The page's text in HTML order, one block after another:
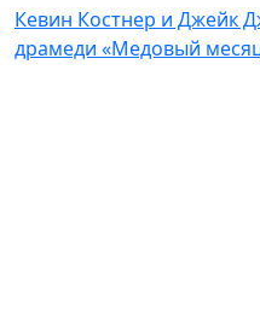
Кевин Костнер и Джейк
драмеди «Медовый